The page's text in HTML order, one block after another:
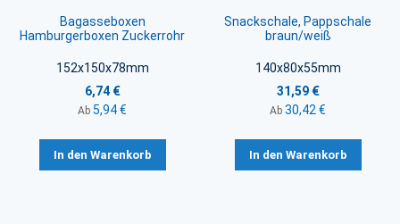
Bagasseboxen
Hamburgerboxen Zuckerrohr
152x150x78mm
6,74 €
Ab 5,94 €
In den Warenkorb
Snackschale, Pappschale
braun/weiß
140x80x55mm
31,59 €
Ab 30,42 €
In den Warenkorb